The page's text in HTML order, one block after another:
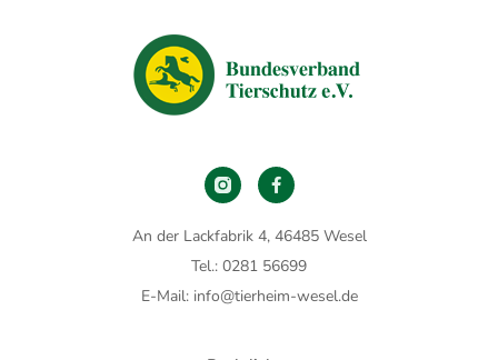
An der Lackfabrik 4, 46485 Wesel
Tel.: 0281 56699
E-Mail: info@tierheim-wesel.de